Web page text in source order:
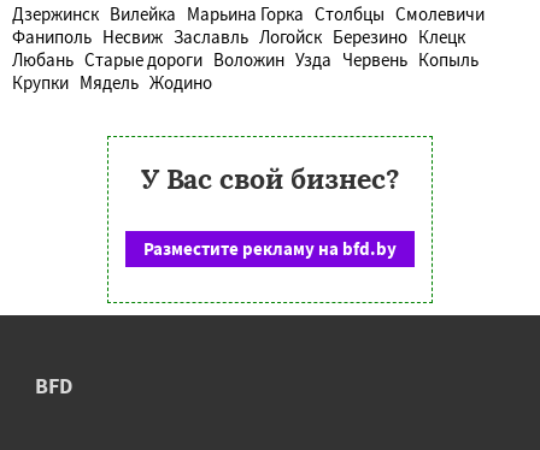
Дзержинск Вилейка Марьина Горка Столбцы Смолевичи
Фаниполь Несвиж Заславль Логойск Березино Клецк
Любань Старые дороги Воложин Узда Червень Копыль
Крупки Мядель Жодино
У Вас свой бизнес?
Разместите рекламу на bfd.by
BFD